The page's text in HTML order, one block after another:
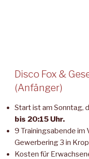
Disco Fox &
(Anfänger)
Start ist am Sonntag,
bis 20:15 Uhr.
9 Trainingsabende im
Gewerbering 3 in
Kosten für